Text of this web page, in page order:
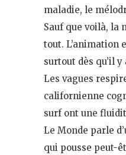
maladie, le
Sauf que voilà, la
tout. L’animation
surtout dès qu’il y
Les vagues
californienne
surf ont une
Le Monde parle
qui pousse peut-